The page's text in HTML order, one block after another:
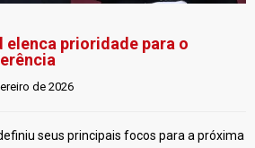
elenca prioridade para o
de 2026
seus principais focos para a próxima